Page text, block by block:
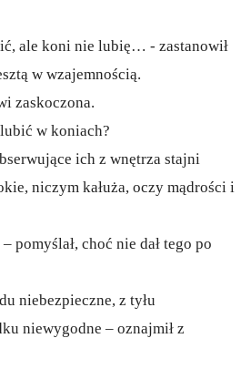
ale koni nie lubię… - zastanowił
w wzajemnością.
zaskoczona.
w koniach?
ich z wnętrza stajni
niczym kałuża, oczy mądrości i
pomyślał, choć nie dał tego po
niebezpieczne, z tyłu
niewygodne – oznajmił z